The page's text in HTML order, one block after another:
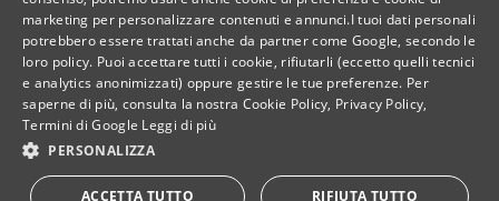
Cookie Policy
Note legali
Contatti
C. Fiscale: 80071270153
ENGLISH
marketing per personalizzare contenuti e annunci.I tuoi dati personali
potrebbero essere trattati anche da partner come Google, secondo le
loro policy. Puoi accettare tutti i cookie, rifiutarli (eccetto quelli tecnici
e analytics anonimizzati) oppure gestire le tue preferenze. Per
saperne di più, consulta la nostra Cookie Policy, Privacy Policy,
Termini di Google Leggi di più
PERSONALIZZA
ACCETTA TUTTO RIFIUTA TUTTO